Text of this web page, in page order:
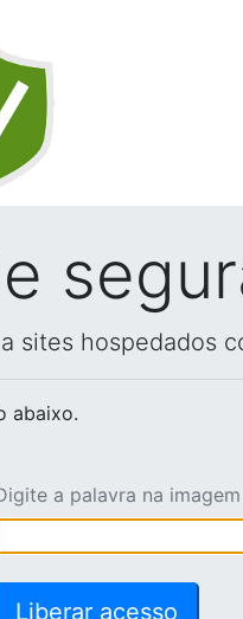
sites hospedados
abaixo.
a palavra na